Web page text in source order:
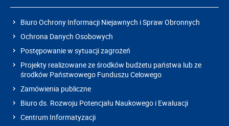
Biuro Ochrony Informacji Niejawnych i Spraw Obronnych
Ochrona Danych Osobowych
Postępowanie w sytuacji zagrożeń
Projekty realizowane ze środków budżetu państwa lub ze
środków Państwowego Funduszu Celowego
Zamówienia publiczne
Biuro ds. Rozwoju Potencjału Naukowego i Ewaluacji
Centrum Informatyzacji